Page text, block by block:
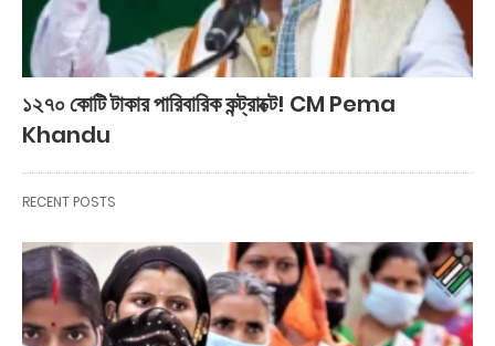
১২৭০ কোটি টাকার পারিবারিক কন্ট্রাক্টে! CM Pema
Khandu
RECENT POSTS